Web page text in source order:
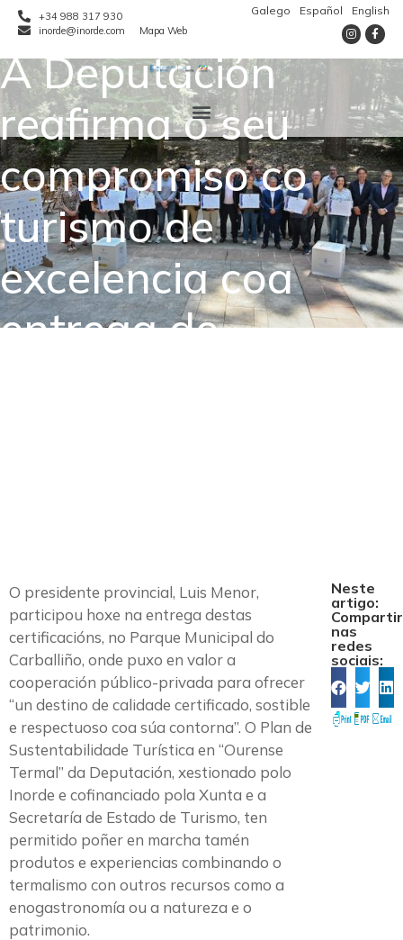
+34 988 317 930
inorde@inorde.com
Mapa Web
Galego Español English
A Deputación
reafirma o seu
compromiso co
turismo de
excelencia coa
entrega de
O presidente provincial, Luis Menor,
participou hoxe na entrega destas
certificacións, no Parque Municipal do
Carballiño, onde puxo en valor a
cooperación público-privada para ofrecer
“un destino de calidade certificado, sostible
e respectuoso coa súa contorna”. O Plan de
Sustentabilidade Turística en “Ourense
Termal” da Deputación, xestionado polo
Inorde e cofinanciado pola Xunta e a
Secretaría de Estado de Turismo, ten
permitido poñer en marcha tamén
produtos e experiencias combinando o
termalismo con outros recursos como a
enogastronomía ou a natureza e o
patrimonio.
Neste
artigo:
Compartir
nas
redes
sociais: